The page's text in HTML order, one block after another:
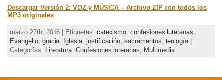
Descargar Versión 2: VOZ y MÚSICA – Archivo ZIP con todos los
MP3 originales
marzo 27th, 2016 | Etiquetas: catecismo confesiones luteranas
Evangelio gracia Iglesia justificación sacramentos teología
Categorías:
Literatura: Confesiones luteranas, Multimedia